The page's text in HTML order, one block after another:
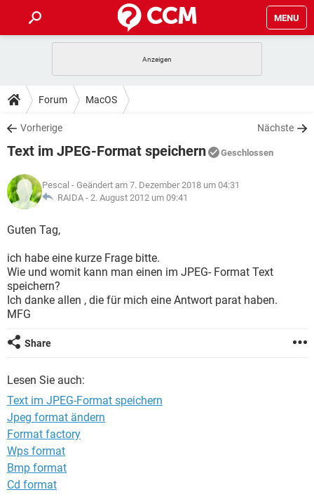
MENU
ANDROID
WINDOWS 10
WHATSAPP TIKTOK
FACEBOOK
TIPPS & TRICKS
SPIELE
WHATSAPP TIKTOK
FACEBOOK
DOWNLOADS
SPIELE STREAMING
ANDROID
WINDOWS 10 INSTAGRAM
WHATSAPP
SPIELE STREAMING
ANDROID
WINDOWS 10
WHATSAPP
FACEBOOK
LEXIKON
SPIELE
WINDOWS 10 INSTAGRAM
WHATSAPP TIKTOK
FACEBOOK
Forum MacOS
Vorherige Nächste
Text im JPEG-Format speichern Geschlossen
Pescal - Geändert am 7. Dezember 2018 um 04:31
RAIDA - 2. August 2012 um 09:41
Guten Tag,
ich habe eine kurze Frage bitte.
Wie und womit kann man einen im JPEG- Format Text
speichern?
Ich danke allen , die für mich eine Antwort parat haben.
MFG
Share
Lesen Sie auch:
Text im JPEG-Format speichern
Jpeg format ändern
Format factory
Wps format
Bmp format
Cd format